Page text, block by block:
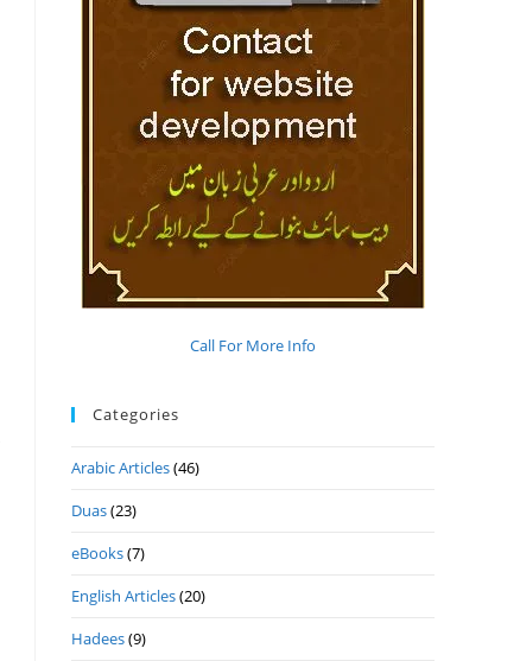
Call For More Info
Categories
Arabic Articles(46)
Duas(23)
eBooks(7)
English Articles(20)
Hadees(9)